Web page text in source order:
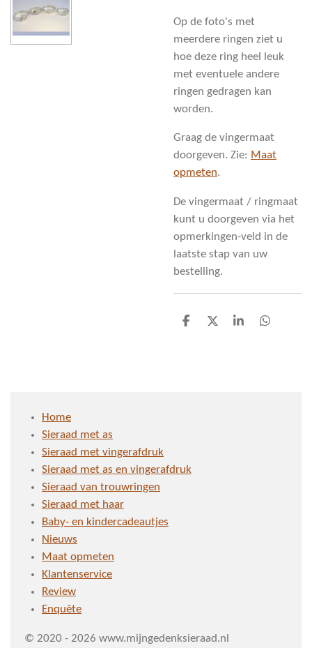
Op de foto's met
meerdere ringen ziet u
hoe deze ring heel leuk
met eventuele andere
ringen gedragen kan
worden.
Graag de vingermaat
doorgeven. Zie: Maat
opmeten.
De vingermaat / ringmaat
kunt u doorgeven via het
opmerkingen-veld in de
laatste stap van uw
bestelling.
D
D
S
D
Home
Sieraad met as
Sieraad met vingerafdruk
Sieraad met as en vingerafdruk
Sieraad van trouwringen
Sieraad met haar
Baby- en kindercadeautjes
Nieuws
Maat opmeten
Klantenservice
Review
Enquête
© 2020 - 2026 www.mijngedenksieraad.nl